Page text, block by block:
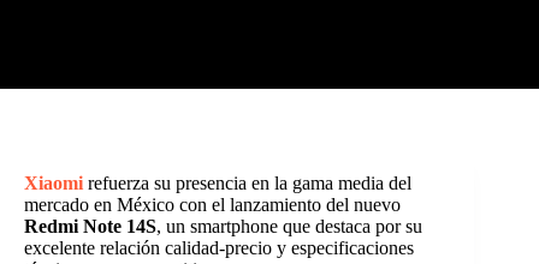
Xiaomi refuerza su presencia en la gama media del
mercado en México con el lanzamiento del nuevo
Redmi Note 14S, un smartphone que destaca por su
excelente relación calidad-precio y especificaciones